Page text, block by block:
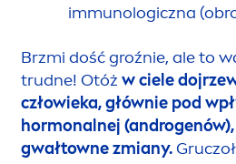
immunologiczna
Brzmi dość groźnie, ale to
trudne! Otóż w ciele
człowieka, głównie pod
hormonalnej
gwałtowne zmiany.